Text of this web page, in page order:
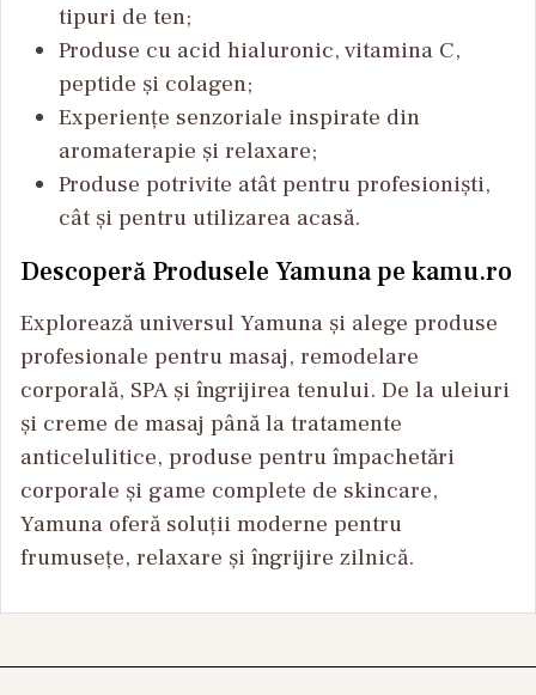
tipuri de ten;
Produse cu acid hialuronic, vitamina C,
peptide și colagen;
Experiențe senzoriale inspirate din
aromaterapie și relaxare;
Produse potrivite atât pentru profesioniști,
cât și pentru utilizarea acasă.
Descoperă Produsele Yamuna pe kamu.ro
Explorează universul Yamuna și alege produse
profesionale pentru masaj, remodelare
corporală, SPA și îngrijirea tenului. De la uleiuri
și creme de masaj până la tratamente
anticelulitice, produse pentru împachetări
corporale și game complete de skincare,
Yamuna oferă soluții moderne pentru
frumusețe, relaxare și îngrijire zilnică.